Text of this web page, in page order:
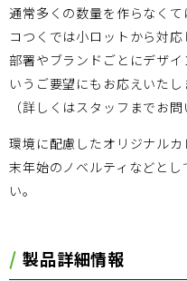
通常多くの数量を作らなく
コつくでは小ロットから対応
部署やブランドごとにデザ
いうご要望にもお応えいたし
（詳しくはスタッフまでお
環境に配慮したオリジナル
末年始のノベルティなどと
い。
製品詳細情報